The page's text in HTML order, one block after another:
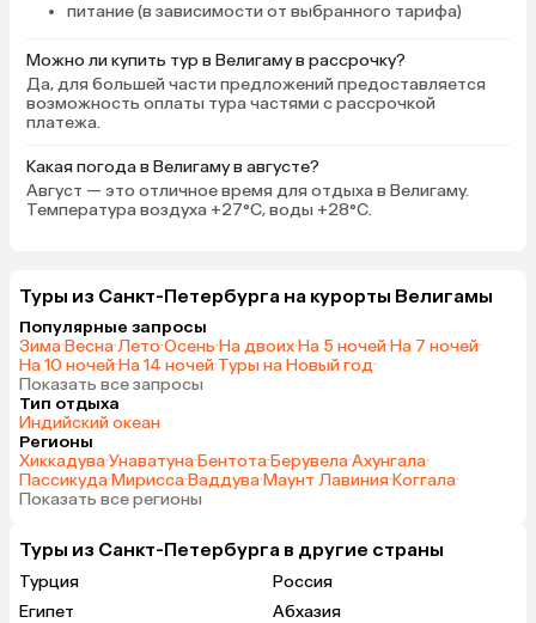
питание (в зависимости от выбранного тарифа)
Можно ли купить тур в Велигаму в рассрочку?
Да, для большей части предложений предоставляется
возможность оплаты тура частями с рассрочкой
платежа.
Какая погода в Велигаму в августе?
Август — это отличное время для отдыха в Велигаму.
Температура воздуха +27°C, воды +28°C.
Туры из Санкт-Петербурга на курорты Велигамы
Популярные запросы
Зима·Весна·Лето·Осень·На двоих·На 5 ночей·На 7 ночей·
На 10 ночей·На 14 ночей·Туры на Новый год·
Показать все запросы
Тип отдыха
Индийский океан
Регионы
Хиккадува·Унаватуна·Бентота·Берувела·Ахунгала·
Пассикуда·Мирисса·Ваддува·Маунт Лавиния·Коггала·
Показать все регионы
Туры из Санкт-Петербурга в другие страны
Турция
Россия
Египет
Абхазия